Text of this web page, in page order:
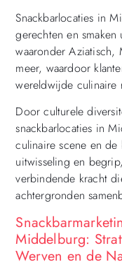
Snackbarlocaties in
gerechten en
waaronder Aziatisch,
meer, waardoor
wereldwijde culinaire
Door culturele
snackbarlocaties in
culinaire scene en
uitwisseling en
verbindende kracht
achtergronden
Middelburg:
Werven en de